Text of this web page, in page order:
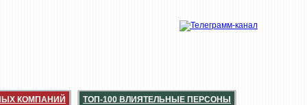
КОМПАНИЙ ТОП-100 ВЛИЯТЕЛЬНЫЕ ПЕРСОНЫ